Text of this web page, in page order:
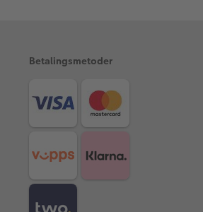
Betalingsmetoder